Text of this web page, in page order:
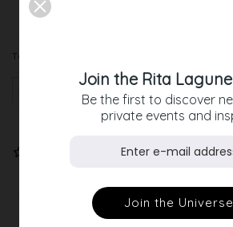
Teilen
Wenn lieferbar, bitte
Der Wunschliste hinzufügen
Join the Rita
Be the first to discover
private events and